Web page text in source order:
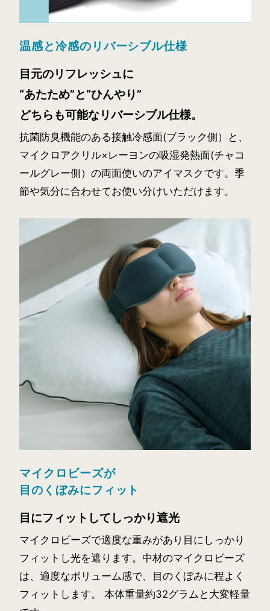
温感と冷感のリバーシブル仕様
目元のリフレッシュに
“あたため”と“ひんやり”
どちらも可能なリバーシブル仕様。
抗菌防臭機能のある接触冷感面(ブラック側）と、
マイクロアクリル×レーヨンの吸湿発熱面(チャコ
ールグレー側）の両面使いのアイマスクです。季
節や気分に合わせてお使い分けいただけます。
マイクロビーズが
目のくぼみにフィット
目にフィットしてしっかり遮光
マイクロビーズで適度な重みがあり目にしっかり
フィットし光を遮ります。中材のマイクロビーズ
は、適度なボリューム感で、目のくぼみに程よく
フィットします。 本体重量約32グラムと大変軽量